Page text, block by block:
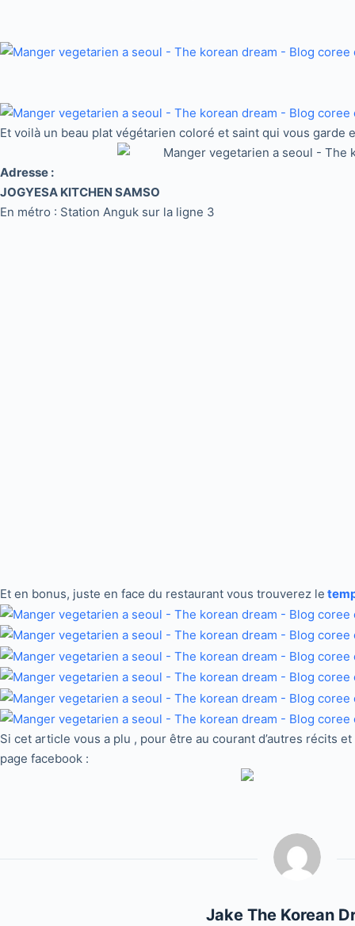
Et voilà un beau plat végétarien coloré et saint qui vous garde
Adresse :
JOGYESA KITCHEN SAMSO
En métro : Station Anguk sur la ligne 3
Et en bonus, juste en face du restaurant vous trouverez le
Si cet article vous a plu , pour être au courant d’autres récits
page facebook :
Jake The Korean